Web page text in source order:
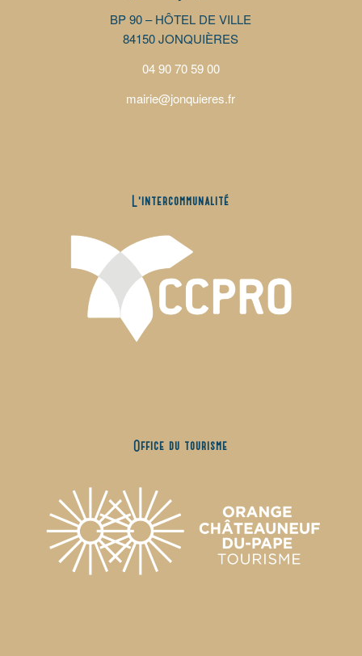
BP 90 – HÔTEL DE VILLE
84150 JONQUIÈRES
04 90 70 59 00
mairie@jonquieres.fr
L’intercommunalité
Office du tourisme